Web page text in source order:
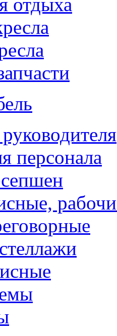
персонала